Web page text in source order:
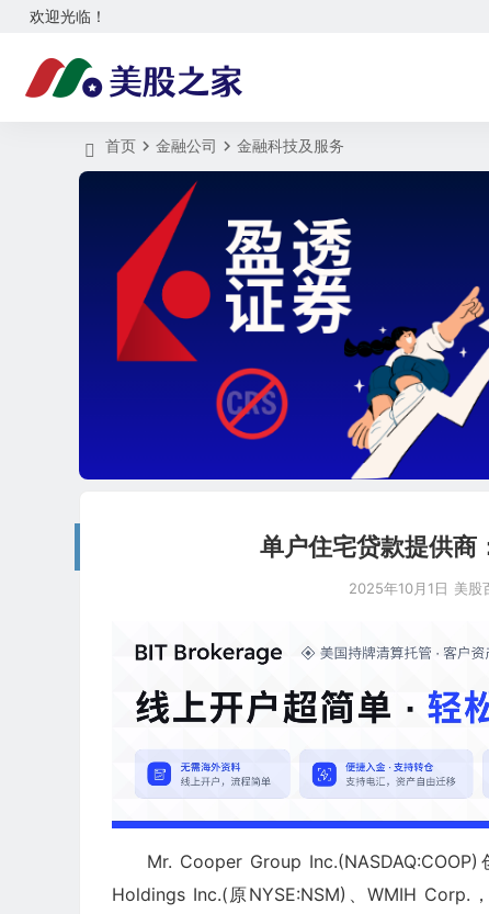
欢迎光临！
首页 金融公司 金融科技及服务
单户住宅贷款提供
2025年10月1日 美股
Mr. Cooper Group
Holdings Inc.(原NYSE:NSM)、WMIH